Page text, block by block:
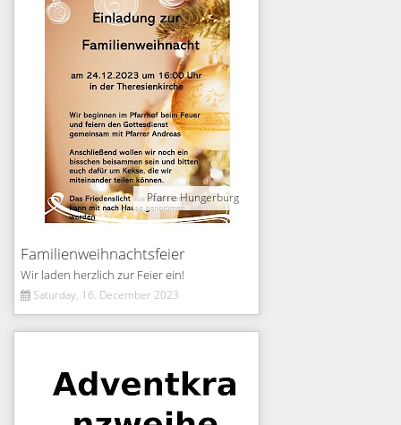
Pfarre Hungerburg
Familienweihnachtsfeier
Wir laden herzlich zur Feier ein!
Saturday, 16. December 2023